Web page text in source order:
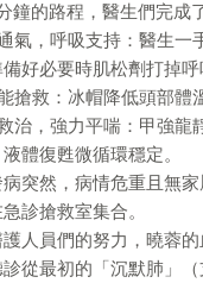
鐘的路程，醫生們完成
氣，呼吸支持：醫生一
好必要時肌松劑打掉呼
搶救：冰帽降低頭部體
治，強力平喘：甲強龍
體復甦微循環穩定。
突然，病情危重且無
診搶救室集合。
人員們的努力，曉蓉
診從最初的「沉默肺」